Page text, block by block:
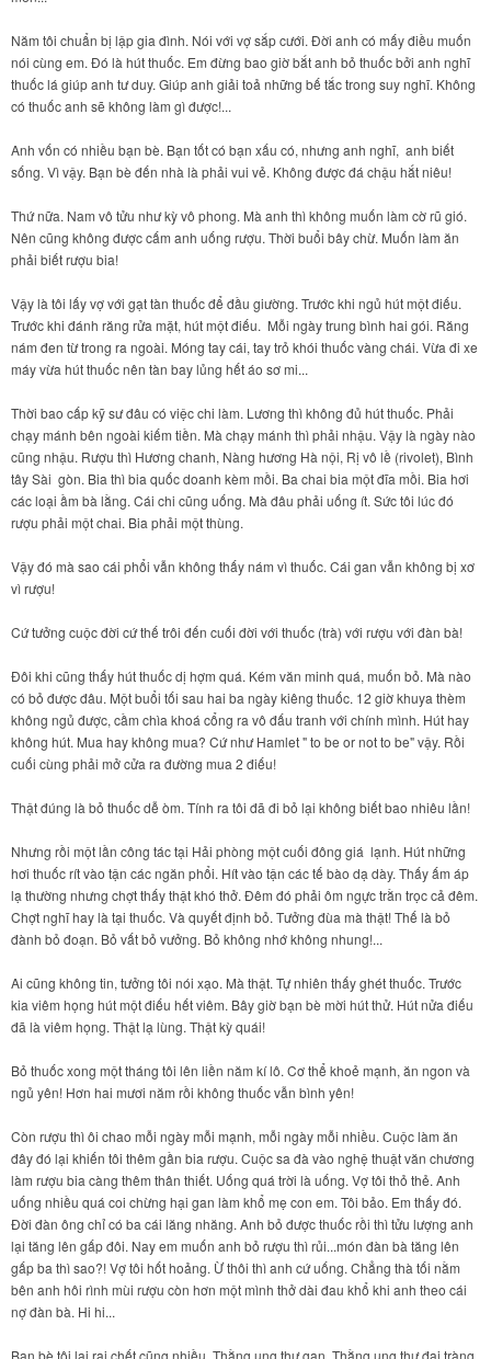
Năm tôi chuẩn bị lập gia đình. Nói với vợ sắp cưới. Đời anh có mấy điều muốn
nói cùng em. Đó là hút thuốc. Em đừng bao giờ bắt anh bỏ thuốc bởi anh nghĩ
thuốc lá giúp anh tư duy. Giúp anh giải toả những bế tắc trong suy nghĩ. Không
có thuốc anh sẽ không làm gì được!...
Anh vốn có nhiều bạn bè. Bạn tốt có bạn xấu có, nhưng anh nghĩ, anh biết
sống. Vì vậy. Bạn bè đến nhà là phải vui vẻ. Không được đá chậu hắt niêu!
Thứ nữa. Nam vô tửu như kỳ vô phong. Mà anh thì không muốn làm cờ rũ gió.
Nên cũng không được cấm anh uống rượu. Thời buổi bây chừ. Muốn làm ăn
phải biết rượu bia!
Vậy là tôi lấy vợ với gạt tàn thuốc để đầu giường. Trước khi ngủ hút một điếu.
Trước khi đánh răng rửa mặt, hút một điếu. Mỗi ngày trung bình hai gói. Răng
nám đen từ trong ra ngoài. Móng tay cái, tay trỏ khói thuốc vàng chái. Vừa đi xe
máy vừa hút thuốc nên tàn bay lủng hết áo sơ mi...
Thời bao cấp kỹ sư đâu có việc chi làm. Lương thì không đủ hút thuốc. Phải
chạy mánh bên ngoài kiếm tiền. Mà chạy mánh thì phải nhậu. Vậy là ngày nào
cũng nhậu. Rượu thì Hương chanh, Nàng hương Hà nội, Rị vô lề (rivolet), Bình
tây Sài gòn. Bia thì bia quốc doanh kèm mồi. Ba chai bia một đĩa mồi. Bia hơi
các loại ầm bà lằng. Cái chi cũng uống. Mà đâu phải uống ít. Sức tôi lúc đó
rượu phải một chai. Bia phải một thùng.
Vậy đó mà sao cái phổi vẫn không thấy nám vì thuốc. Cái gan vẫn không bị xơ
vì rượu!
Cứ tưởng cuộc đời cứ thế trôi đến cuối đời với thuốc (trà) với rượu với đàn bà!
Đôi khi cũng thấy hút thuốc dị hợm quá. Kém văn minh quá, muốn bỏ. Mà nào
có bỏ được đâu. Một buổi tối sau hai ba ngày kiêng thuốc. 12 giờ khuya thèm
không ngủ được, cầm chìa khoá cổng ra vô đấu tranh với chính mình. Hút hay
không hút. Mua hay không mua? Cứ như Hamlet " to be or not to be" vậy. Rồi
cuối cùng phải mở cửa ra đường mua 2 điếu!
Thật đúng là bỏ thuốc dễ òm. Tính ra tôi đã đi bỏ lại không biết bao nhiêu lần!
Nhưng rồi một lần công tác tại Hải phòng một cuối đông giá lạnh. Hút những
hơi thuốc rít vào tận các ngăn phổi. Hít vào tận các tế bào dạ dày. Thấy ấm áp
lạ thường nhưng chợt thấy thật khó thở. Đêm đó phải ôm ngực trằn trọc cả đêm.
Chợt nghĩ hay là tại thuốc. Và quyết định bỏ. Tưởng đùa mà thật! Thế là bỏ
đành bỏ đoạn. Bỏ vất bỏ vưởng. Bỏ không nhớ không nhung!...
Ai cũng không tin, tưởng tôi nói xạo. Mà thật. Tự nhiên thấy ghét thuốc. Trước
kia viêm họng hút một điếu hết viêm. Bây giờ bạn bè mời hút thử. Hút nửa điếu
đã là viêm họng. Thật lạ lùng. Thật kỳ quái!
Bỏ thuốc xong một tháng tôi lên liền năm kí lô. Cơ thể khoẻ mạnh, ăn ngon và
ngủ yên! Hơn hai mươi năm rồi không thuốc vẫn bình yên!
Còn rượu thì ôi chao mỗi ngày mỗi mạnh, mỗi ngày mỗi nhiều. Cuộc làm ăn
đây đó lại khiến tôi thêm gần bia rượu. Cuộc sa đà vào nghệ thuật văn chương
làm rượu bia càng thêm thân thiết. Uống quá trời là uống. Vợ tôi thỏ thẻ. Anh
uống nhiều quá coi chừng hại gan làm khổ mẹ con em. Tôi bảo. Em thấy đó.
Đời đàn ông chỉ có ba cái lăng nhăng. Anh bỏ được thuốc rồi thì tửu lượng anh
lại tăng lên gấp đôi. Nay em muốn anh bỏ rượu thì rủi...món đàn bà tăng lên
gấp ba thì sao?! Vợ tôi hốt hoảng. Ừ thôi thì anh cứ uống. Chẳng thà tối nằm
bên anh hôi rình mùi rượu còn hơn một mình thở dài đau khổ khi anh theo cái
nợ đàn bà. Hi hi...
Bạn bè tôi lai rai chết cũng nhiều. Thằng ung thư gan. Thằng ung thư đại tràng.